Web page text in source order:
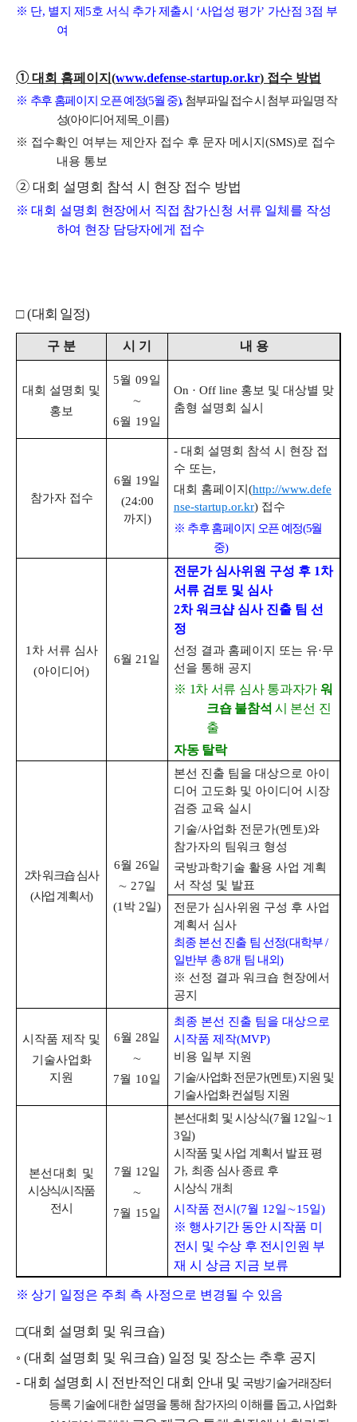
※ 단, 별지 제5호 서식 추가 제출시 ‘사업성 평가’ 가산점3점 부
여
➀ 대회 홈페이지 (www.defense-startup.or.kr) 접수 방법
※ 추후 홈페이지 오픈 예정(5월 중), 첨부파일 접수 시 첨부 파일명 작
성(아이디어 제목_ 이름)
※ 접수확인 여부는 제안자 접수 후 문자 메시지 (SMS)로 접수
내용 통보
➁ 대회 설명회 참석 시 현장 접수 방법
※ 대회 설명회 현장에서 직접 참가신청 서류 일체를 작성
하여 현장 담당자에게 접수
□(대회 일정)
구 분 시 기 내 용
대회 설명회 및
홍보
5월 09일
∼
6월 19일
On · Off line 홍보 및 대상별 맞
춤형 설명회 실시
참가자 접수
6월 19일
(24:00
까지 )
- 대회 설명회 참석 시 현장 접
수 또는,
대회 홈페이지 (http://www.defe
nse-startup.or.kr) 접수
※ 추후 홈페이지 오픈 예정(5월
중)
1차 서류 심사
(아이디어)
6월21일
전문가 심사위원 구성 후 1차
서류 검토 및 심사
2차 워크샵 심사 진출 팀 선
정
선정 결과 홈페이지 또는 유·무
선을 통해 공지
※ 1차 서류 심사 통과자가 워
크숍 불참석 시 본선 진
출
자동 탈락
2차 워크숍 심사
(사업 계획서)
6월 26일
∼ 27일
(1 박 2일)
본선 진출 팀을 대상으로 아이
디어 고도화 및 아이디어 시장
검증 교육 실시
기술/사업화 전문가(멘토)와
참가자의 팀워크 형성
국방과학기술 활용 사업 계획
서 작성 및 발표
전문가 심사위원 구성 후 사업
계획서 심사
최종 본선 진출 팀 선정(대학부/
일반부 총8개 팀 내외)
※ 선정 결과 워크숍 현장에서
공지
시작품 제작 및
기술사업화
지원
6월 28일
∼
7월 10일
최종 본선 진출 팀을 대상으로
시작품 제작(MVP)
비용 일부 지원
기술/사업화 전문가(멘토)지원 및
기술사업화 컨설팅 지원
본선대회 및
시상식/시작품
전시
7월 12일
∼
7월 15일
본선대회 및 시상식(7월 12일∼1
3일)
시작품 및 사업 계획서 발표 평
가, 최종 심사 종료 후
시상식 개최
시작품 전시 (7월 12일∼15일)
※ 행사기간 동안 시작품 미
전시 및 수상 후 전시인원 부
재 시 상금 지금 보류
※상기 일정은 주최 측 사정으로 변경될 수 있음
□(대회 설명회 및 워크숍)
◦ (대회 설명회 및 워크숍) 일정 및 장소는 추후 공지
- 대회 설명회 시 전반적인 대회 안내 및 국방기술거래장터
등록 기술에 대한 설명을 통해 참가자의 이해를 돕고,사업화